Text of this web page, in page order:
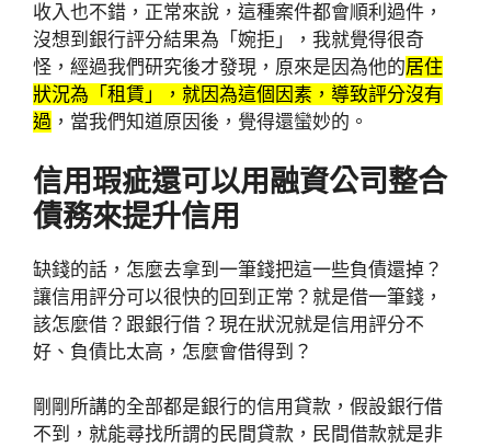
收入也不錯，正常來說，這種案件都會順利過件，
沒想到銀行評分結果為「婉拒」，我就覺得很奇
怪，經過我們研究後才發現，原來是因為他的居住
狀況為「租賃」，就因為這個因素，導致評分沒有
過 ，當我們知道原因後，覺得還蠻妙的。
信用瑕疵還可以用融資公司整合
債務來提升信用
缺錢的話，怎麼去拿到一筆錢把這一些負債還掉？
讓信用評分可以很快的回到正常？就是借一筆錢，
該怎麼借？跟銀行借？現在狀況就是信用評分不
好、負債比太高，怎麼會借得到？
剛剛所講的全部都是銀行的信用貸款，假設銀行借
不到，就能尋找所謂的民間貸款，民間借款就是非